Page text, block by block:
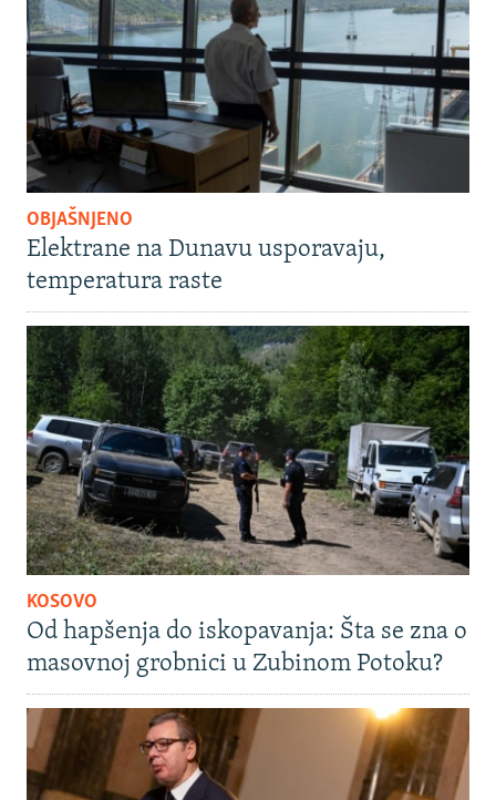
OBJAŠNJENO
Elektrane na Dunavu usporavaju,
temperatura raste
KOSOVO
Od hapšenja do iskopavanja: Šta se zna o
masovnoj grobnici u Zubinom Potoku?